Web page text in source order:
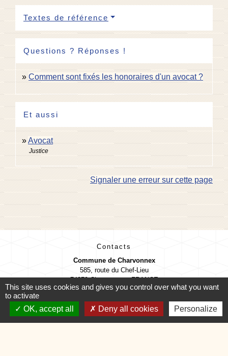
Textes de référence
Questions ? Réponses !
Comment sont fixés les honoraires d'un avocat ?
Et aussi
Avocat
Justice
Signaler une erreur sur cette page
Contacts
Commune de Charvonnex
585, route du Chef-Lieu
74370 Charvonnex - FRANCE
+33 4 50 60 32 48
Contact par formulaire
This site uses cookies and gives you control over what you want
to activate
OK, accept all
Deny all cookies Personalize